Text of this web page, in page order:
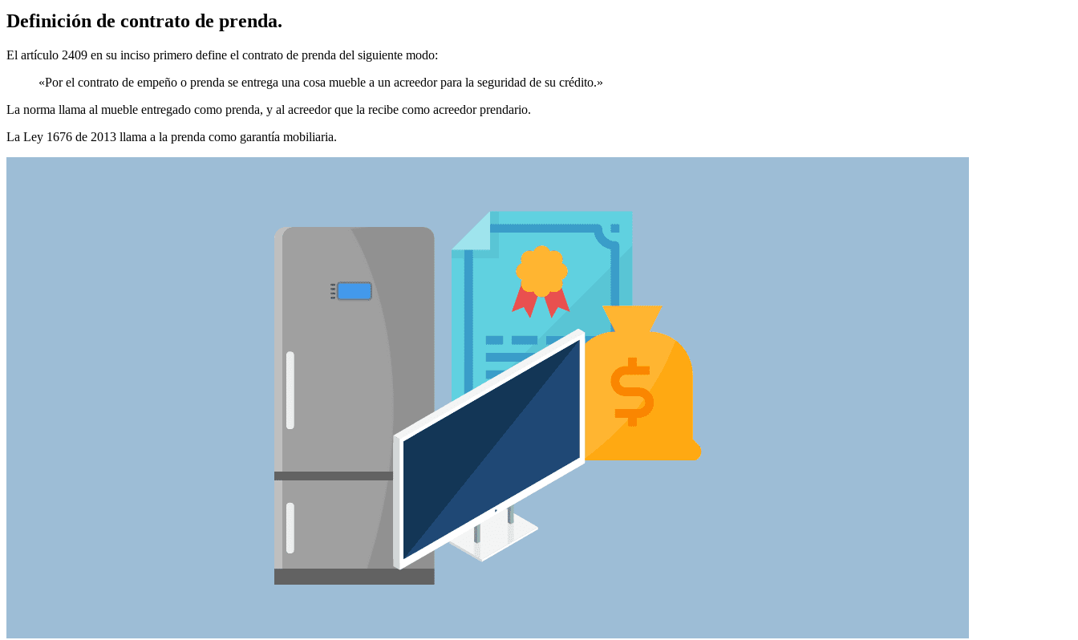
Definición de contrato de prenda.
El artículo 2409 en su inciso primero define el contrato de prenda del siguiente modo:
«Por el contrato de empeño o prenda se entrega una cosa mueble a un acreedor para la seguridad de su crédito.»
La norma llama al mueble entregado como prenda, y al acreedor que la recibe como acreedor prendario.
La Ley 1676 de 2013 llama a la prenda como garantía mobiliaria.